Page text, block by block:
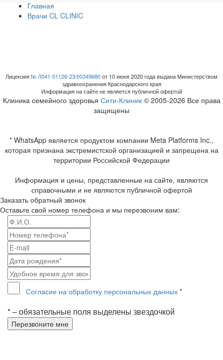
Главная
Врачи CL CLINIC
Лицензия№ Л041-01126-23/00349680от 10 июня 2020 года выдана Министерством
здравоохранения Краснодарского края
Информация на сайте не является публичной офертой
Клиника семейного здоровья Сити-Клиник© 2005-2026 Все права
защищены
* WhatsApp является продуктом компании Meta Platforms Inc.,
которая признана экстремистской организацией и запрещена на
территории Российской Федерации
Информация и цены, представленные на сайте, являются
справочными и не являются публичной офертой
Заказать обратный звонок
Оставьте свой номер телефона и мы перезвоним вам:
Согласие на обработку персональных данных *
* – обязательные поля выделены звездочкой